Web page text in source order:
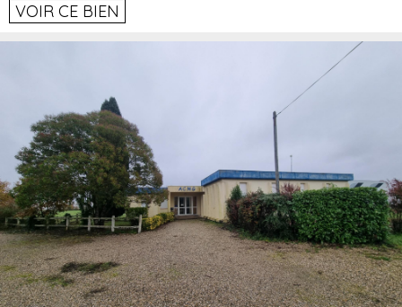
VOIR CE BIEN